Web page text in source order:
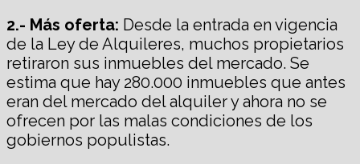
2.- Más oferta: Desde la entrada en vigencia
de la Ley de Alquileres, muchos propietarios
retiraron sus inmuebles del mercado. Se
estima que hay 280.000 inmuebles que antes
eran del mercado del alquiler y ahora no se
ofrecen por las malas condiciones de los
gobiernos populistas.